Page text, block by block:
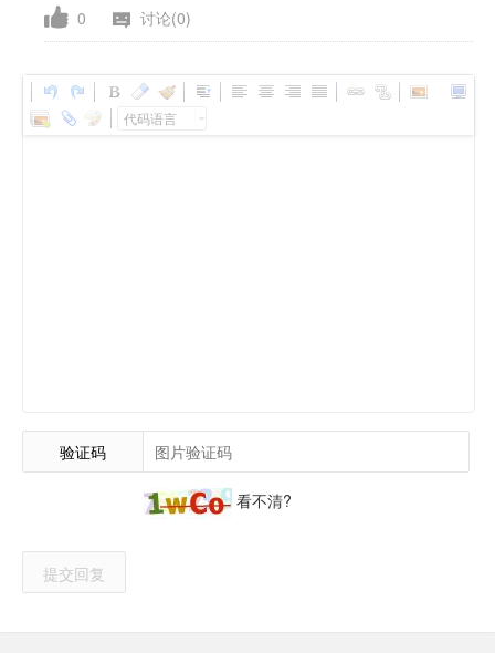
0 讨论(0)
代码语言
验证码
看不清?
提交回复